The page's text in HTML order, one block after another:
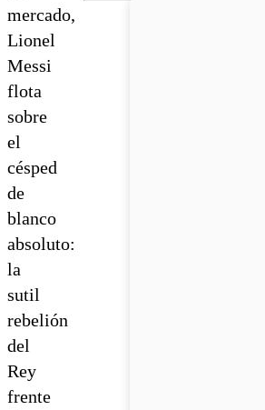
mercado,
Lionel
Messi
flota
sobre
el
césped
de
blanco
absoluto:
la
sutil
rebelión
del
Rey
frente